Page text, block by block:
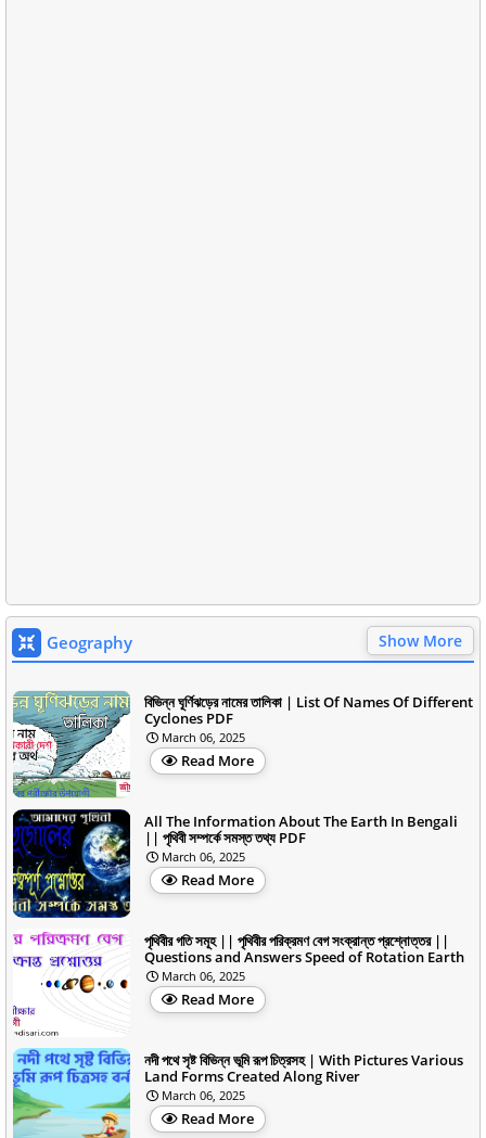
Geography Show More
বিভিন্ন ঘূর্ণিঝড়ের নামের তালিকা | List Of Names Of Different
Cyclones PDF
March 06, 2025
Read More
All The Information About The Earth In Bengali
|| পৃথিবী সম্পর্কে সমস্ত তথ্য PDF
March 06, 2025
Read More
পৃথিবীর গতি সমূহ || পৃথিবীর পরিক্রমণ বেগ সংক্রান্ত প্রশ্নোত্তর ||
Questions and Answers Speed of Rotation Earth
March 06, 2025
Read More
নদী পথে সৃষ্ট বিভিন্ন ভূমি রূপ চিত্রসহ | With Pictures Various
Land Forms Created Along River
March 06, 2025
Read More